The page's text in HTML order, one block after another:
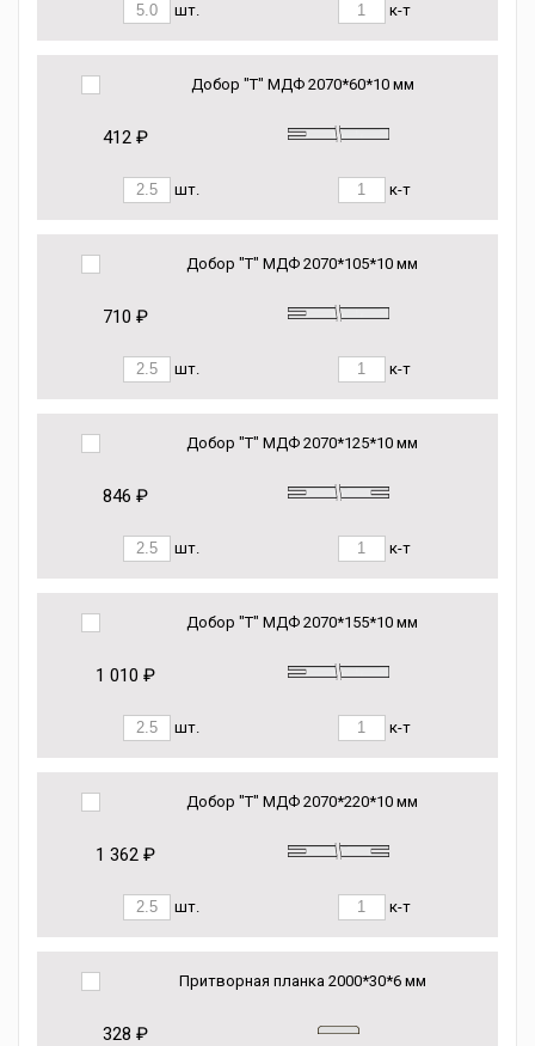
шт. к-т
Добор "Т" МДФ 2070*60*10 мм
412 ₽
шт. к-т
Добор "Т" МДФ 2070*105*10 мм
710 ₽
шт. к-т
Добор "Т" МДФ 2070*125*10 мм
846 ₽
шт. к-т
Добор "Т" МДФ 2070*155*10 мм
1 010 ₽
шт. к-т
Добор "Т" МДФ 2070*220*10 мм
1 362 ₽
шт. к-т
Притворная планка 2000*30*6 мм
328 ₽